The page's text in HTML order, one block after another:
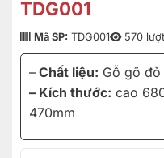
TDG001
Mã SP: TDG001 570
– Chất liệu: Gỗ gõ đỏ
– Kích thước: cao
470mm